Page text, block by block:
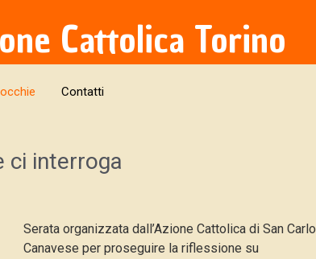
Cattolica Torino
Contatti
ci interroga
Serata organizzata dall’Azione Cattolica di San Carlo
Canavese per proseguire la riflessione su